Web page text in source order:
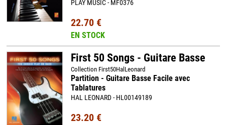
PLAY MUSIC - MF0376
22.70 €
EN STOCK
First 50 Songs - Guitare Basse
Collection First50HalLeonard
Partition - Guitare Basse Facile avec
Tablatures
HAL LEONARD - HL00149189
23.20 €